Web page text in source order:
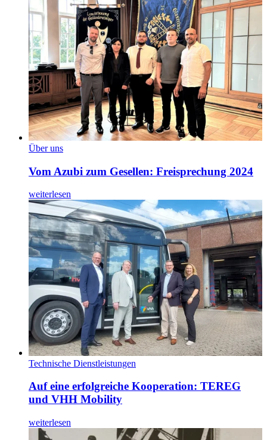
Über uns
Vom Azubi zum Gesellen: Freisprechung 2024
weiterlesen
Technische Dienstleistungen
Auf eine erfolgreiche Kooperation: TEREG
und VHH Mobility
weiterlesen